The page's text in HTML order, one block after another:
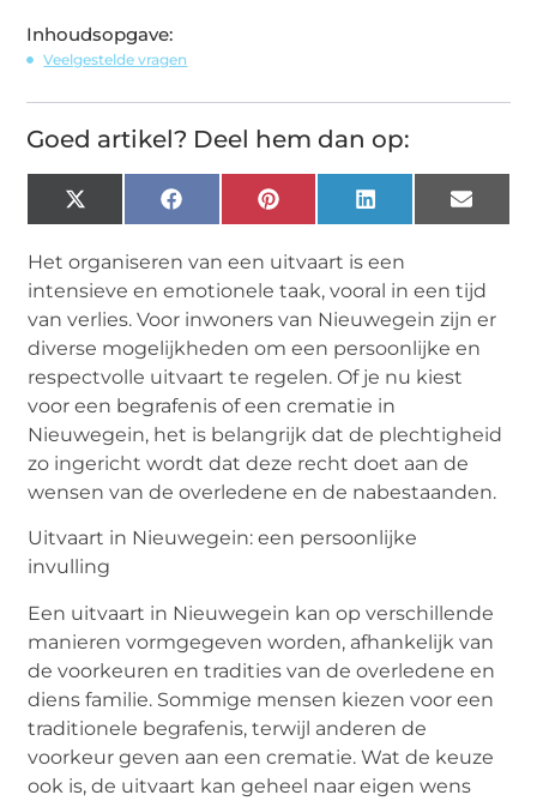
Inhoudsopgave:
Veelgestelde vragen
Goed artikel? Deel hem dan op:
X
(Twitter)
FacebookPinterest LinkedIn Email
Het organiseren van een uitvaart is een
intensieve en emotionele taak, vooral in een tijd
van verlies. Voor inwoners van Nieuwegein zijn er
diverse mogelijkheden om een persoonlijke en
respectvolle uitvaart te regelen. Of je nu kiest
voor een begrafenis of eencrematie in
Nieuwegein, het is belangrijk dat de plechtigheid
zo ingericht wordt dat deze recht doet aan de
wensen van de overledene en de nabestaanden.
Uitvaart in Nieuwegein: een persoonlijke
invulling
Een uitvaart in Nieuwegein kan op verschillende
manieren vormgegeven worden, afhankelijk van
de voorkeuren en tradities van de overledene en
diens familie. Sommige mensen kiezen voor een
traditionele begrafenis, terwijl anderen de
voorkeur geven aan een crematie. Wat de keuze
ook is, de uitvaart kan geheel naar eigen wens